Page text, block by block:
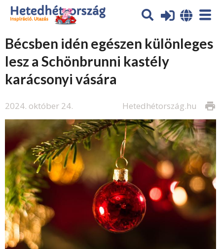
Bécsben idén egészen különleges
lesz a Schönbrunni kastély
karácsonyi vására
2024. október 24. print
Hetedhétország.hu